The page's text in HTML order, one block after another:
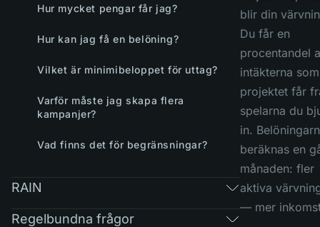
Hur mycket pengar får jag?
Hur kan jag få en belöning?
Vilket är minimibeloppet för uttag?
Varför måste jag skapa flera
kampanjer?
Vad finns det för begränsningar?
RAIN
Regelbundna frågor
blir din
Du får en
procentandel
intäkterna som
projektet får
spelarna du
in.
beräknas en
månaden: fler
aktiva
— mer